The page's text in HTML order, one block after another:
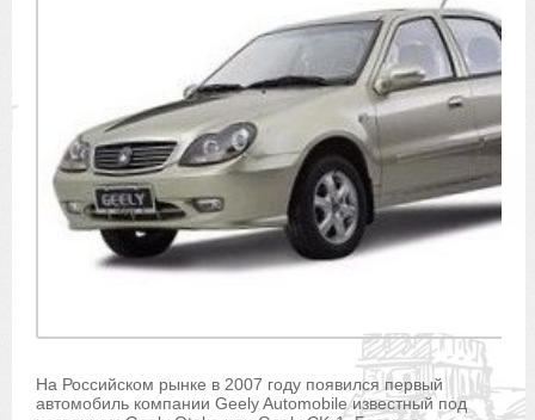
На Российском рынке в 2007 году появился первый
автомобиль компании Geely Automobile известный под